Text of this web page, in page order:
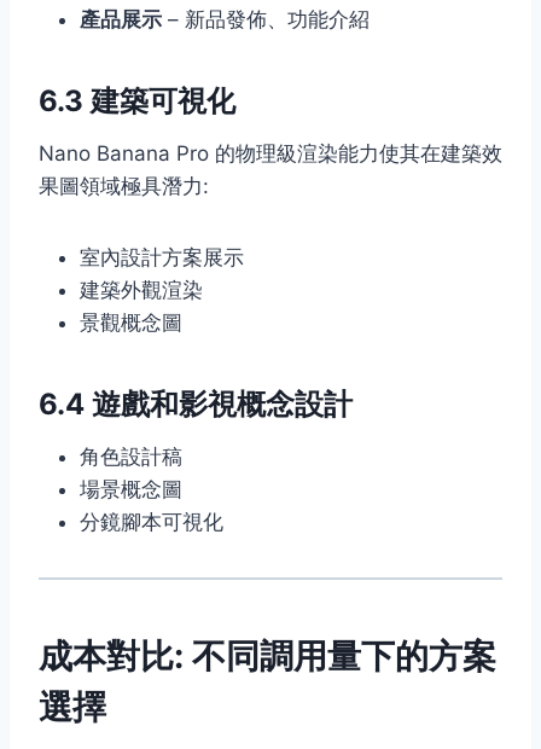
產品展示 – 新品發佈、功能介紹
6.3 建築可視化
Nano Banana Pro 的物理級渲染能力使其在建築效
果圖領域極具潛力:
室內設計方案展示
建築外觀渲染
景觀概念圖
6.4 遊戲和影視概念設計
角色設計稿
場景概念圖
分鏡腳本可視化
成本對比: 不同調用量下的方案
選擇